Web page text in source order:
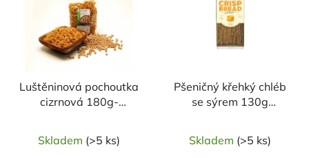
Luštěninová pochoutka
cizrnová 180g-
Skladem (>5 ks)
Pšeničný křehký chléb
se sýrem 130g
Skladem (>5 ks)